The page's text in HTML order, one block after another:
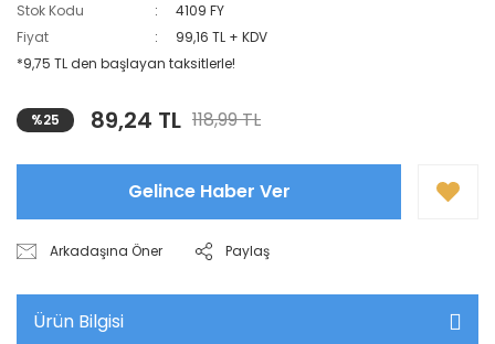
Stok Kodu
4109 FY
Fiyat
99,16 TL + KDV
*9,75 TL den başlayan taksitlerle!
%25 89,24 TL 118,99 TL
Gelince Haber Ver
Arkadaşına Öner Paylaş
Ürün Bilgisi